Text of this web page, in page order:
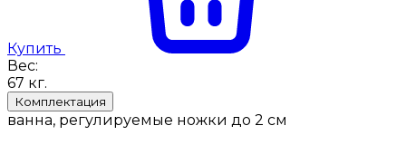
Купить
Вес:
67 кг.
Комплектация
ванна, регулируемые ножки до 2 см